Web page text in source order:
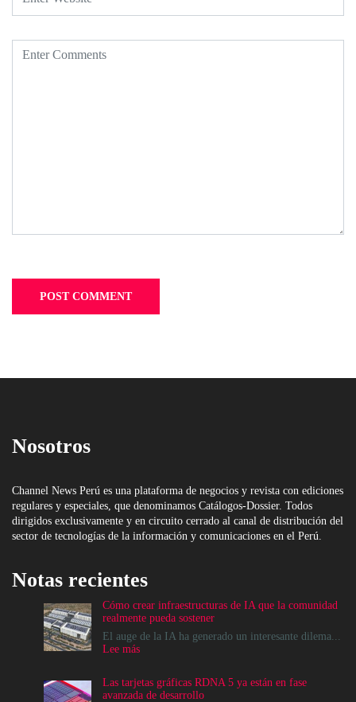
Nosotros
Channel News Perú es una plataforma de negocios y revista con ediciones
regulares y especiales, que denominamos Catálogos-Dossier. Todos
dirigidos exclusivamente y en circuito cerrado al canal de distribución del
sector de tecnologías de la información y comunicaciones en el Perú.
Notas recientes
Cómo crear infraestructuras de IA que la comunidad
realmente pueda sostener
El auge de la IA ha generado un interesante dilema...
Lee más:
infraestructuras
de
Las tarjetas gráficas RDNA 5 ya están en fase
avanzada de desarrollo